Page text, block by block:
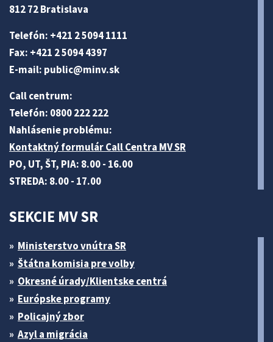
812 72 Bratislava
Telefón: +421 2 5094 1111
Fax: +421 2 5094 4397
E-mail: public@minv.sk
Call centrum:
Telefón: 0800 222 222
Nahlásenie problému:
Kontaktný formulár Call Centra MV SR
PO, UT, ŠT, PIA: 8.00 - 16.00
STREDA: 8.00 - 17.00
SEKCIE MV SR
Ministerstvo vnútra SR
Štátna komisia pre volby
Okresné úrady/Klientske centrá
Európske programy
Policajný zbor
Azyl a migrácia